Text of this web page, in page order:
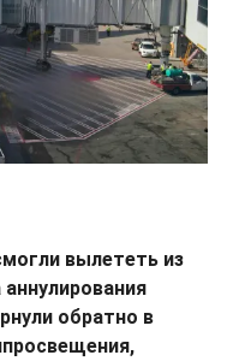
вылететь из
обратно в